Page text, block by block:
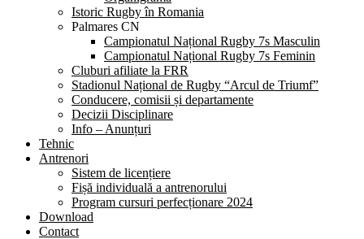
Istoric Rugby în Romania
Palmares CN
Campionatul Național Rugby 7s Masculin
Campionatul Național Rugby 7s Feminin
Cluburi afiliate la FRR
Stadionul Național de Rugby “Arcul de Triumf”
Conducere, comisii și departamente
Decizii Disciplinare
Info – Anunțuri
Tehnic
Antrenori
Sistem de licențiere
Fișă individuală a antrenorului
Program cursuri perfecționare 2024
Download
Contact